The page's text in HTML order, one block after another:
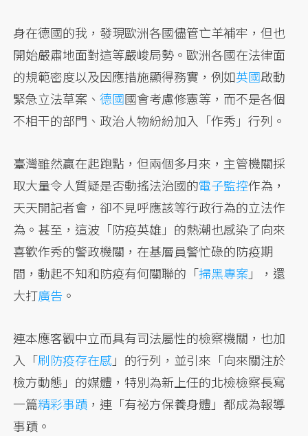
身在德國的我，發現歐洲各國儘管亡羊補牢，但也
開始嚴肅地面對這等嚴峻局勢。歐洲各國在法律面
的規範密度以及因應措施顯得務實，例如英國啟動
緊急立法草案、德國國會考慮修憲等，而不是各個
不相干的部門、政治人物紛紛加入「作秀」行列。
臺灣雖然贏在起跑點，但兩個多月來，主管機關採
取大量令人質疑是否動搖法治國的電子監控作為，
天天開記者會，卻不見呼應該等行政行為的立法作
為。甚至，這波「防疫英雄」的熱潮也感染了向來
喜歡作秀的警政機關，在基層員警忙碌的防疫期
間，動起不知和防疫有何關聯的「掃黑專案 」，還
大打廣告 。
連本應客觀中立而具有司法屬性的檢察機關，也加
入「刷防疫存在感 」的行列，並引來「向來關注於
檢方動態」的媒體，特別為新上任的北檢檢察長寫
一篇精彩事蹟 ，連「有祕方保養身體」都成為報導
事蹟。